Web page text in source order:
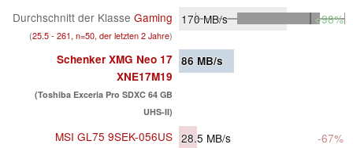
Durchschnitt der Klasse Gaming
(25.5 - 261, n=50, der letzten 2 Jahre)
170MB/s +98%
Schenker XMG Neo 17
XNE17M19
(Toshiba Exceria Pro SDXC 64 GB
UHS-II)
86 MB/s
MSI GL75 9SEK-056US 28.5 MB/s -67%